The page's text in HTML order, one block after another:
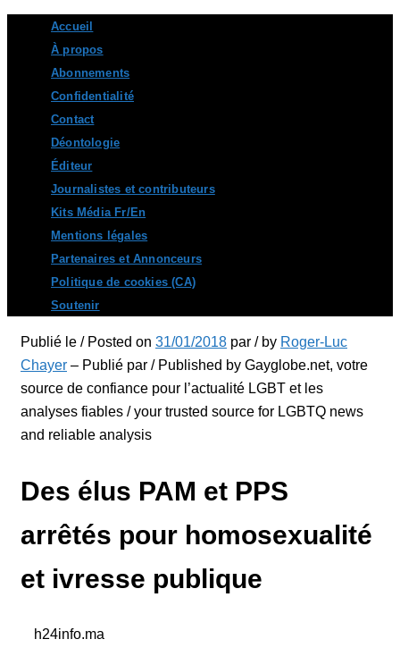
content
Accueil
À propos
Abonnements
Confidentialité
Contact
Déontologie
Éditeur
Journalistes et contributeurs
Kits Média Fr/En
Mentions légales
Partenaires et Annonceurs
Politique de cookies (CA)
Soutenir
Publié le / Posted on 31/01/2018 par / by Roger-Luc
Chayer – Publié par / Published by Gayglobe.net, votre
source de confiance pour l’actualité LGBT et les
analyses fiables / your trusted source for LGBTQ news
and reliable analysis
Des élus PAM et PPS
arrêtés pour homosexualité
et ivresse publique
h24info.ma